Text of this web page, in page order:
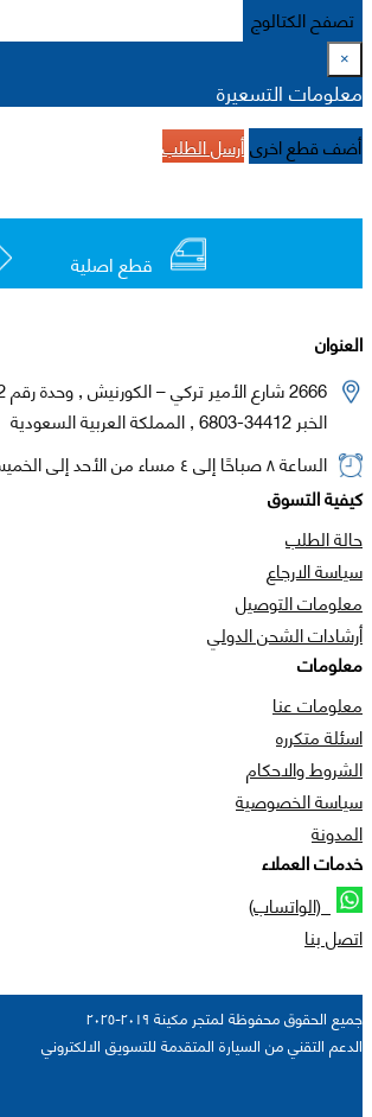
تصفح الكتالوج
×
معلومات التسعيرة
أضف قطع اخرىأرسل الطلب
قطع اصلية
العنوان
2666 شارع الأمير تركي – الكورنيش , وحدة رقم 102
الخبر 34412-6803 , المملكة العربية السعودية
الساعة ٨ صباحًا إلى ٤ مساء من الأحد إلى الخميس
كيفية التسوق
حالة الطلب
سياسة الارجاع
معلومات التوصيل
أرشادات الشحن الدولي
معلومات
معلومات عنا
اسئلة متكرره
الشروط والاحكام
سياسة الخصوصية
المدونة
خدمات العملاء
(الواتساب)
اتصل بنا
جميع الحقوق محفوظة لمتجر مكينة ٢٠١٩-٢٠٢٥
الدعم التقني من السيارة المتقدمة للتسويق الالكتروني